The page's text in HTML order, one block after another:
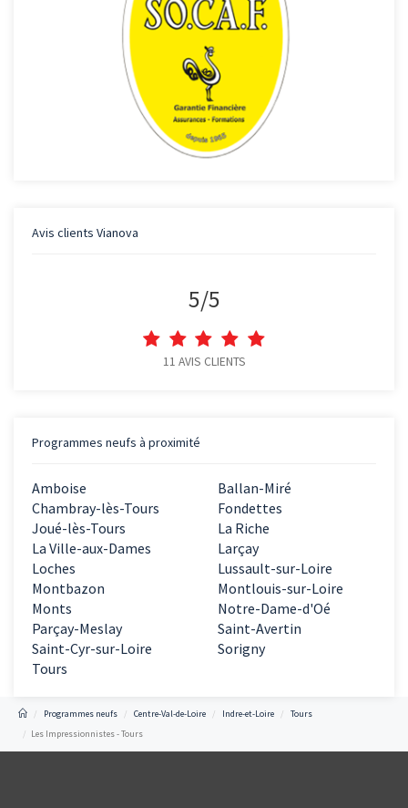
Avis clients Vianova
5/5
11 AVIS CLIENTS
Programmes neufs à proximité
Amboise
Ballan-Miré
Chambray-lès-Tours
Fondettes
Joué-lès-Tours
La Riche
La Ville-aux-Dames
Larçay
Loches
Lussault-sur-Loire
Montbazon
Montlouis-sur-Loire
Monts
Notre-Dame-d'Oé
Parçay-Meslay
Saint-Avertin
Saint-Cyr-sur-Loire
Sorigny
Tours
Programmes neufs Centre-Val-de-Loire Indre-et-Loire
Tours
Les Impressionnistes - Tours